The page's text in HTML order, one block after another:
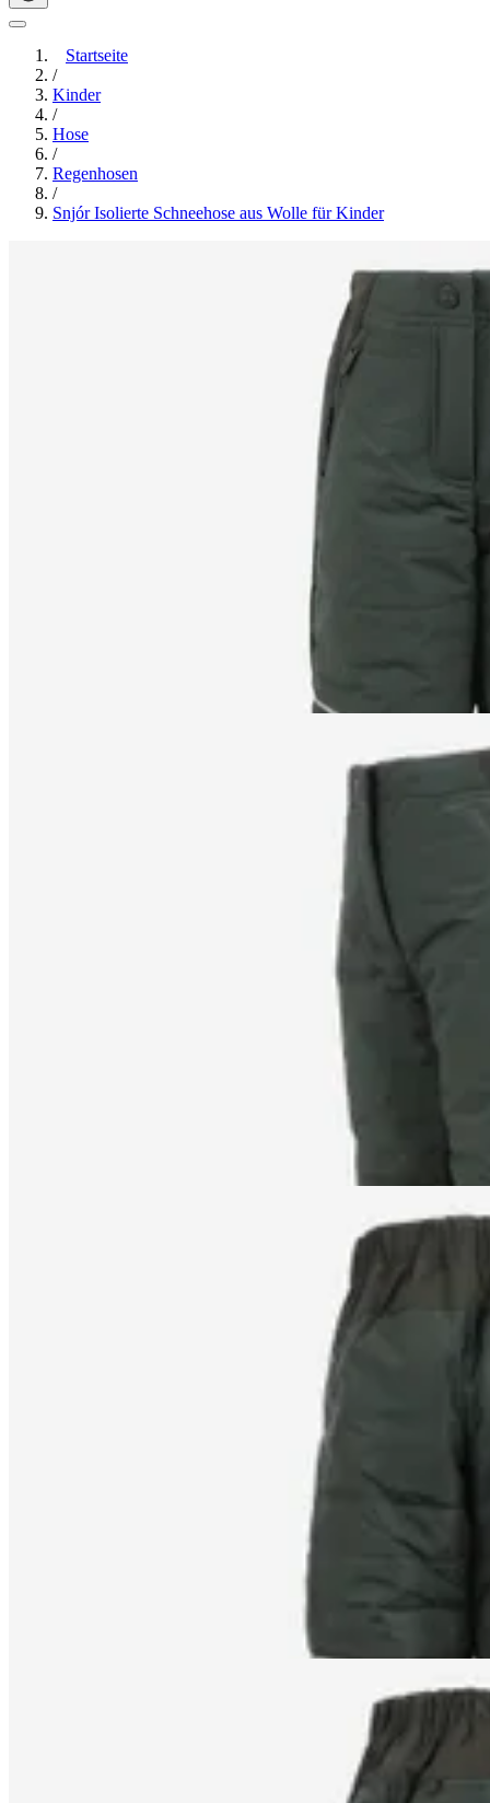
Startseite
/
Kinder
/
Hose
/
Regenhosen
/
Snjór Isolierte Schneehose aus Wolle für Kinder